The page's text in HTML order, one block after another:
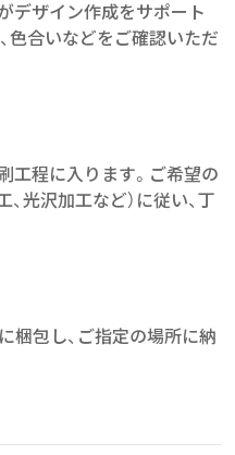
デザイン作成をサポート
色合いなどをご確認いただ
工程に入ります。ご希望の
光沢加工など）に従い、丁
梱包し、ご指定の場所に納